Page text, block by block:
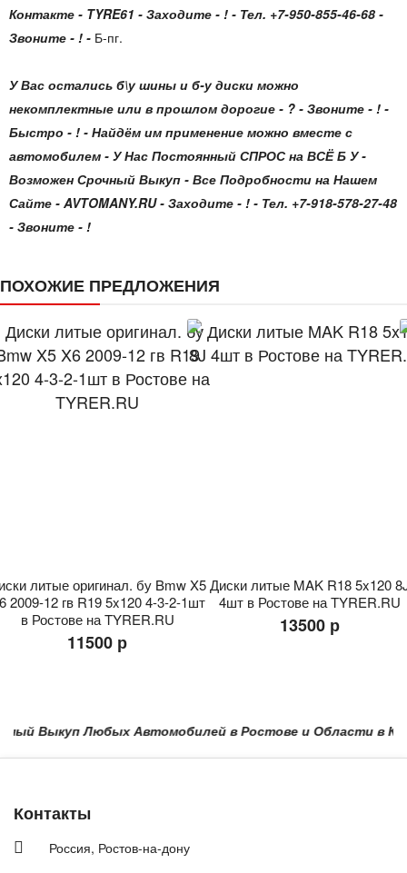
Контакте - TYRE61 - Заходите - ! - Тел. +7-950-855-46-68 -
Звоните - ! - Б-пг.
У Вас остались б\у шины и б-у диски можно
некомплектные или в прошлом дорогие - ? - Звоните - ! -
Быстро - ! - Найдём им применение можно вместе с
автомобилем - У Нас Постоянный СПРОС на ВСЁ Б У -
Возможен Срочный Выкуп - Все Подробности на Нашем
Сайте - AVTOMANY.RU - Заходите - ! - Тел. +7-918-578-27-48
- Звоните - !
ПОХОЖИЕ ПРЕДЛОЖЕНИЯ
литые оригинал. бу Bmw X5
2009-12 гв R19 5x120 4-3-2-1шт
в Ростове на TYRER.RU
11500 р
Диски литые MAK R18 5x120
4шт в Ростове на TYRER.RU
13500 р
Выкуп Любых Автомобилей в Ростове и Области в
Контакты
Россия, Ростов-на-дону